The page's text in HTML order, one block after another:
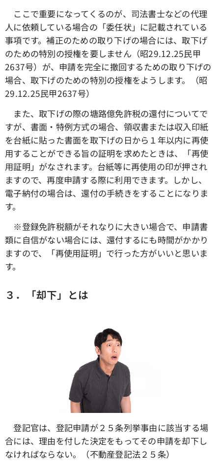
ここで重要になってくるのが、司法書士などの代理
人に依頼している場合の「委任状」に記載されている
事項です。補正のための取り下げの場合には、取下げ
のための特別の授権を要しません（昭29.12.25民甲
2637号）が、申請を完全に撤回するための取り下げの
場合、取下げのための特別の授権をようします。（昭
29.12.25民甲2637号）
また、取下げの際の塘路億免許税の還付についてで
すが、書面・特例方式の場合、領収書または収入印紙
を台紙に貼った書面を取下げの日から１年以内に再使
用することができる旨の証明を求めたときは、「再使
用証明」がなされます。台紙等に再使用の印が押され
ますので、再度申請する際に利用できます。しかし、
電子納付の場合は、還付の手続きをすることになりま
す。
※登録免許税額がそれなりに大きい場合で、申請書
類に自信がない場合には、還付するにも時間がかかり
ますので、「再使用証明」で行った方がいいと思いま
す。
３．「却下」とは
登記官は、登記申請が２５条列挙事由に該当する場
合には、理由を付した決定をもってその申請を却下し
なければならない。（不動産登記法２５条）